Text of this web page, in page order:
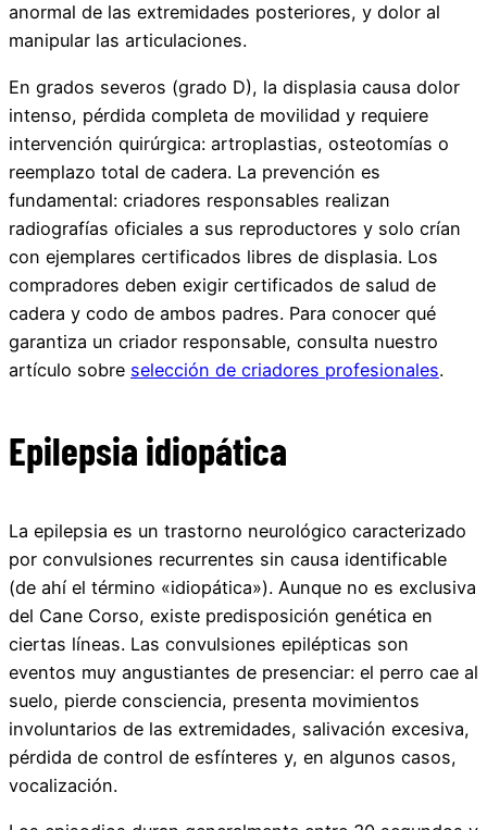
anormal de las extremidades posteriores, y dolor al
manipular las articulaciones.
En grados severos (grado D), la displasia causa dolor
intenso, pérdida completa de movilidad y requiere
intervención quirúrgica: artroplastias, osteotomías o
reemplazo total de cadera. La prevención es
fundamental: criadores responsables realizan
radiografías oficiales a sus reproductores y solo crían
con ejemplares certificados libres de displasia. Los
compradores deben exigir certificados de salud de
cadera y codo de ambos padres. Para conocer qué
garantiza un criador responsable, consulta nuestro
artículo sobre selección de criadores profesionales.
Epilepsia idiopática
La epilepsia es un trastorno neurológico caracterizado
por convulsiones recurrentes sin causa identificable
(de ahí el término «idiopática»). Aunque no es exclusiva
del Cane Corso, existe predisposición genética en
ciertas líneas. Las convulsiones epilépticas son
eventos muy angustiantes de presenciar: el perro cae al
suelo, pierde consciencia, presenta movimientos
involuntarios de las extremidades, salivación excesiva,
pérdida de control de esfínteres y, en algunos casos,
vocalización.